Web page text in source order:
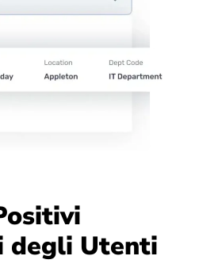
degli Utenti